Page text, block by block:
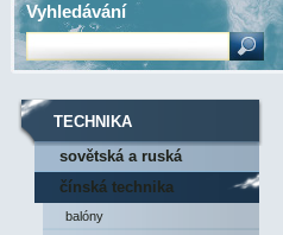
TECHNIKA
sovětská a ruská
technika
čínská technika
balóny
Vyhledávání